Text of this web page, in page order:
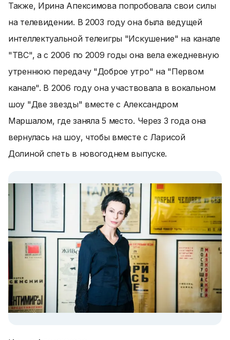
Также, Ирина Апексимова попробовала свои силы
на телевидении. В 2003 году она была ведущей
интеллектуальной телеигры "Искушение" на канале
"ТВС", а с 2006 по 2009 годы она вела ежедневную
утреннюю передачу "Доброе утро" на "Первом
канале". В 2006 году она участвовала в вокальном
шоу "Две звезды" вместе с Александром
Маршалом, где заняла 5 место. Через 3 года она
вернулась на шоу, чтобы вместе с Ларисой
Долиной спеть в новогоднем выпуске.